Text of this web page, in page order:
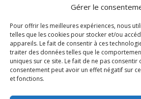
Gérer le
Pour offrir les meilleures expériences, nous
telles que les cookies pour stocker et/ou
appareils. Le fait de consentir à ces
traiter des données telles que le
uniques sur ce site. Le fait de ne pas
consentement peut avoir un effet négatif sur
et fonctions.